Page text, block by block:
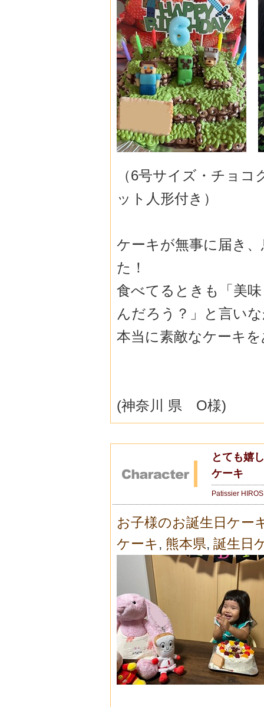
（6号サイズ・チョ
ット人形付き）
ケーキが無事に届き
た！
食べてるときも「美
んだろう？」
と言い
本当に素敵なケーキ
(神奈川 県 O様)
とても嬉
ケーキ
Patissier
お子様のお誕生日ケー
ケーキ , 熊本県, 誕生日